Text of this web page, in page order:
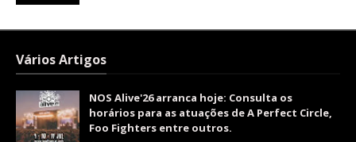
Vários Artigos
NOS Alive'26 arranca hoje: Consulta os
horários para as atuações de A Perfect Circle,
Foo Fighters entre outros.